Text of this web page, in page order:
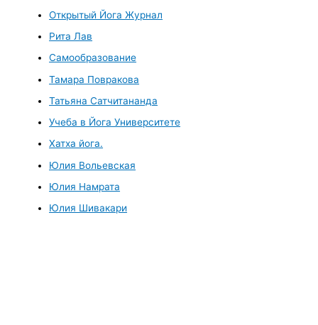
Открытый Йога Журнал
Рита Лав
Самообразование
Тамара Повракова
Татьяна Сатчитананда
Учеба в Йога Университете
Хатха йога.
Юлия Вольевская
Юлия Намрата
Юлия Шивакари